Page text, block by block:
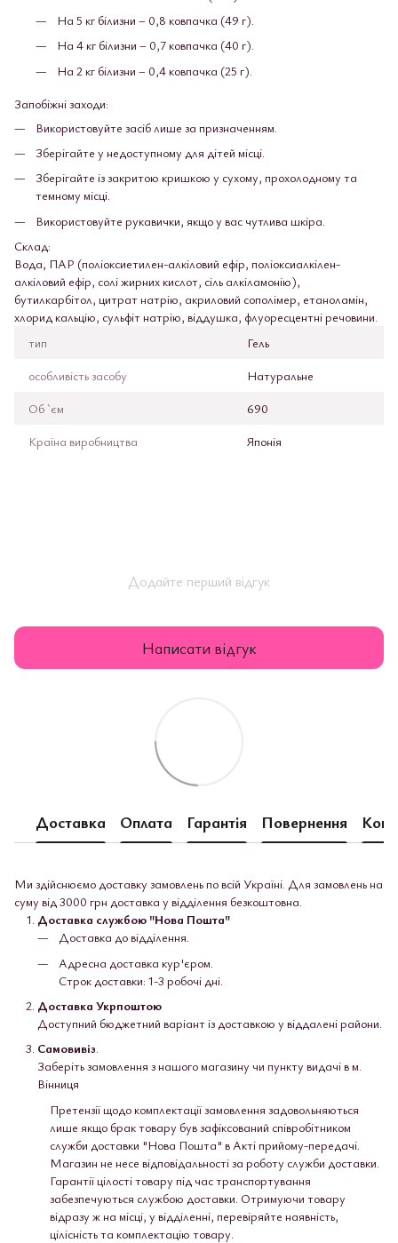
На 5 кг білизни – 0,8 ковпачка (49 г).
На 4 кг білизни – 0,7 ковпачка (40 г).
На 2 кг білизни – 0,4 ковпачка (25 г).
Запобіжні заходи:
Використовуйте засіб лише за призначенням.
Зберігайте у недоступному для дітей місці.
Зберігайте із закритою кришкою у сухому, прохолодному та
темному місці.
Використовуйте рукавички, якщо у вас чутлива шкіра.
Склад:
Вода, ПАР (поліоксиетилен-алкіловий ефір, поліоксиалкілен-
алкіловий ефір, солі жирних кислот, сіль алкіламонію),
бутилкарбітол, цитрат натрію, акриловий сополімер, етаноламін,
хлорид кальцію, сульфіт натрію, віддушка, флуоресцентні речовини.
тип
Гель
особливість засобу
Натуральне
Об `єм
690
Країна виробництва
Японія
Додайте перший відгук
Написати відгук
Доставка Оплата Гарантія Повернення
Ми здійснюємо доставку замовлень по всій Україні. Для замовлень на
суму від 3000 грн доставка у відділення безкоштовна.
Доставка службою "Нова Пошта"
Доставка до відділення.
Адресна доставка кур'єром.
Строк доставки: 1-3 робочі дні.
Доставка Укрпоштою
Доступний бюджетний варіант із доставкою у віддалені райони.
Самовивіз.
Заберіть замовлення з нашого магазину чи пункту видачі в м.
Вінниця
Претензії щодо комплектації замовлення задовольняються
лише якщо брак товару був зафіксований співробітником
служби доставки "Нова Пошта" в Акті прийому-передачі.
Магазин не несе відповідальності за роботу служби доставки.
Гарантії цілості товару під час транспортування
забезпечуються службою доставки. Отримуючи товару
відразу ж на місці, у відділенні, перевіряйте наявність,
цілісність та комплектацію товару.